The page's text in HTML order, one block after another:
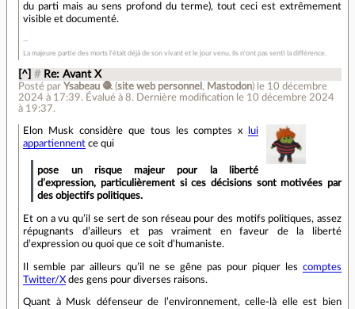
du parti mais au sens profond du terme), tout ceci est extrêmement
visible et documenté.
La majeure partie des morts l'était déjà de son vivant et le jour venu, ils n'ont pas senti la différence.
[^] # Re: Avant X
Posté par Ysabeau 🧶 (site web personnel , Mastodon) le 10 décembre
2024 à 17:39. Évalué à8.
Dernière modification le 10 décembre 2024
à 19:37.
Elon Musk considère que tous les comptes x
lui
appartiennent ce qui
pose un risque majeur pour la liberté
d’expression, particulièrement si ces décisions sont motivées par
des objectifs politiques.
Et on a vu qu’il se sert de son réseau pour des motifs politiques, assez
répugnants d’ailleurs et pas vraiment en faveur de la liberté
d’expression ou quoi que ce soit d’humaniste.
Il semble par ailleurs qu’il ne se gêne pas pour piquer les comptes
Twitter/X des gens pour diverses raisons.
Quant à Musk défenseur de l’environnement, celle-là elle est bien